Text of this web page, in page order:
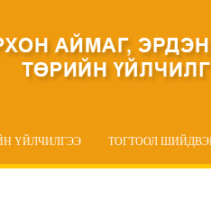
ҮЙЛЧИЛГЭЭ ТОГТООЛ